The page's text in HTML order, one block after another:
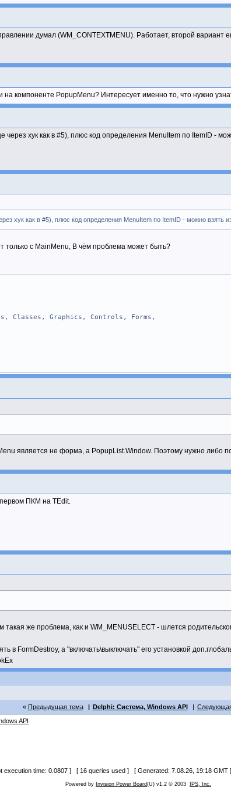
fb then
0, 0); fb:=false end;
GWL_WNDPROC,
думал (WM_CONTEXTMENU). Работает, второй вариант
компоненте PopupMenu? Интересует именно то, что нужно
хук как в #5), плюс код определения MenuItem по ItemID -
хук как в #5), плюс код определения MenuItem по ItemID - можно взять
только с MainMenu, В чём проблема может быть?
Classes, Graphics, Controls, Forms,
message WM_MENUSELECT;
TMessage);
fkHandle);
then
//Записываем выбранный Item
является не форма, а PopupList.Window. Поэтому нужно либо
ПКМ на TEdit.
же проблема, как и WM_MENUSELECT - шлется
в FormDestroy, а "включать\выключать" его установкой
Предыдущая тема
Delphi: Система, Windows API
API
execution time: 0.0807 ] [ 16 queries used ] [ Generated: 7.08.26, 19:18 GMT ]
Powered by Invision Power Board(U) v1.2 © 2003 IPS, Inc.